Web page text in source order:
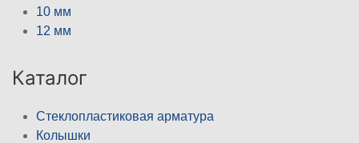
10 мм
12 мм
Каталог
Стеклопластиковая арматура
Колышки